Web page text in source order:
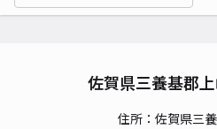
佐賀県三養基郡
住所：佐賀県三